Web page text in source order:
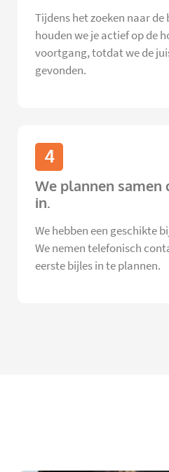
Tijdens het zoeken naar
houden we je actief op de
voortgang, totdat we de
gevonden.
4
We plannen samen
in.
We hebben een geschikte
We nemen telefonisch
eerste bijles in te plannen.